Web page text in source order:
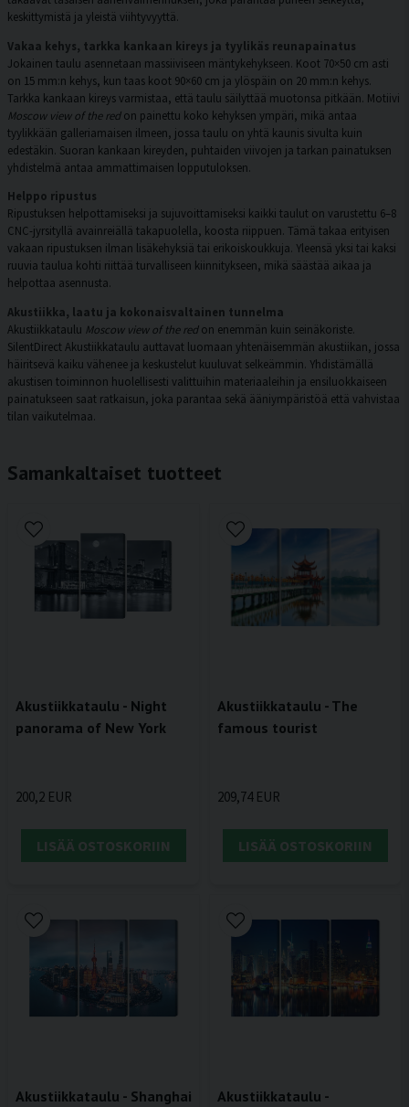
keskittymistä ja yleistä viihtyvyyttä.
Vakaa kehys, tarkka kankaan kireys ja tyylikäs reunapainatus
Jokainen taulu asennetaan massiiviseen mäntykehykseen. Koot 70×50 cm asti
on 15 mm:n kehys, kun taas koot 90×60 cm ja ylöspäin on 20 mm:n kehys.
Tarkka kankaan kireys varmistaa, että taulu säilyttää muotonsa pitkään. Motiivi
Moscow view of the redon painettu koko kehyksen ympäri, mikä antaa
tyylikkään galleriamaisen ilmeen, jossa taulu on yhtä kaunis sivulta kuin
edestäkin. Suoran kankaan kireyden, puhtaiden viivojen ja tarkan painatuksen
yhdistelmä antaa ammattimaisen lopputuloksen.
Helppo ripustus
Ripustuksen helpottamiseksi ja sujuvoittamiseksi kaikki taulut on varustettu 6–8
CNC-jyrsityllä avainreiällä takapuolella, koosta riippuen. Tämä takaa erityisen
vakaan ripustuksen ilman lisäkehyksiä tai erikoiskoukkuja. Yleensä yksi tai kaksi
ruuvia taulua kohti riittää turvalliseen kiinnitykseen, mikä säästää aikaa ja
helpottaa asennusta.
Akustiikka, laatu ja kokonaisvaltainen tunnelma
Akustiikkataulu Moscow view of the redon enemmän kuin seinäkoriste.
SilentDirect Akustiikkataulu auttavat luomaan yhtenäisemmän akustiikan, jossa
häiritsevä kaiku vähenee ja keskustelut kuuluvat selkeämmin. Yhdistämällä
akustisen toiminnon huolellisesti valittuihin materiaaleihin ja ensiluokkaiseen
painatukseen saat ratkaisun, joka parantaa sekä ääniympäristöä että vahvistaa
tilan vaikutelmaa.
Samankaltaiset tuotteet
Akustiikkataulu - Night
panorama of New York
200,2 EUR
LISÄÄ OSTOSKORIIN
Akustiikkataulu - The
famous tourist
209,74 EUR
LISÄÄ OSTOSKORIIN
Akustiikkataulu - Shanghai
Akustiikkataulu -